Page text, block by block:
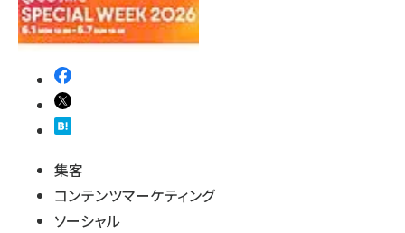
集客
コンテンツマーケティング
ソーシャル